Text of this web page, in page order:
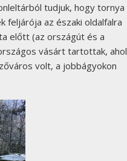
tudjuk, hogy tornya
feljárója az északi oldalfalra
előtt (az országút és a
vásárt tartottak, ahol
volt, a jobbágyokon